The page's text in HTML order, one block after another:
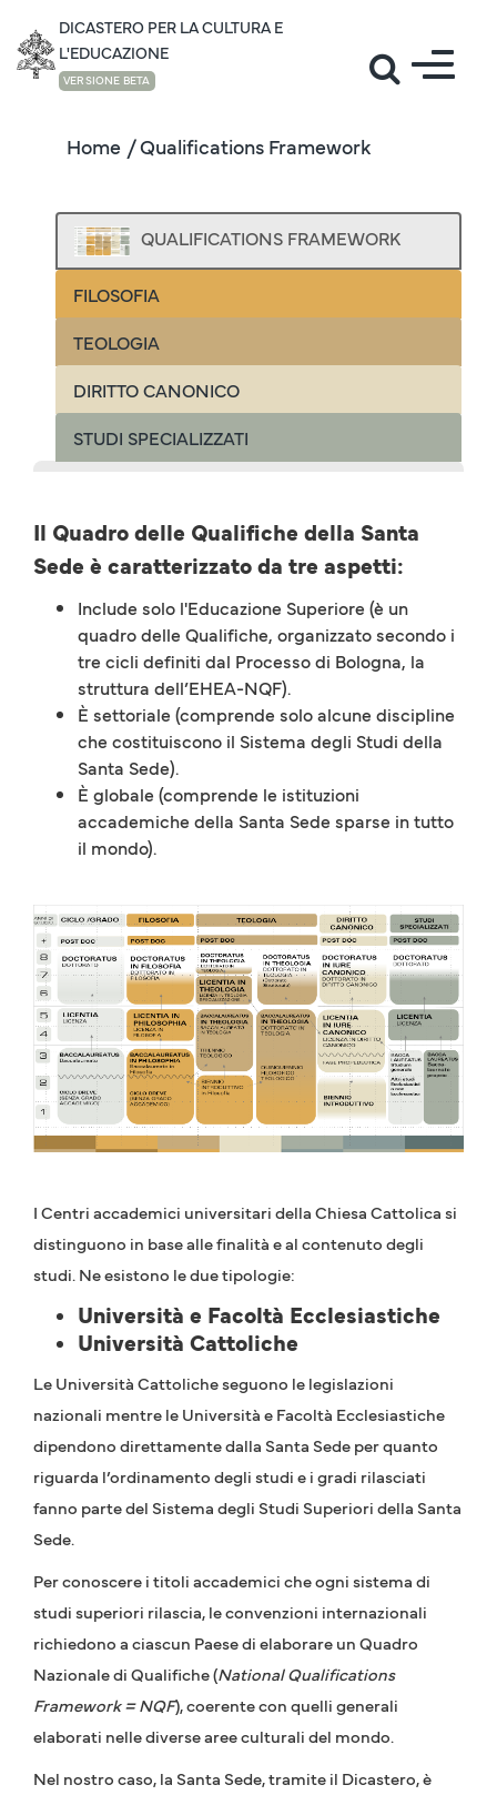
DICASTERO PER LA CULTURA E
L'EDUCAZIONE
VERSIONE BETA
Home / Qualifications Framework
QUALIFICATIONS FRAMEWORK
FILOSOFIA
TEOLOGIA
DIRITTO CANONICO
STUDI SPECIALIZZATI
Il Quadro delle Qualifiche della Santa
Sede è caratterizzato da tre aspetti:
Include solo l'Educazione Superiore (è un
quadro delle Qualifiche, organizzato secondo i
tre cicli definiti dal Processo di Bologna, la
struttura dell’EHEA-NQF).
È settoriale (comprende solo alcune discipline
che costituiscono il Sistema degli Studi della
Santa Sede).
È globale (comprende le istituzioni
accademiche della Santa Sede sparse in tutto
il mondo).
I Centri accademici universitari della Chiesa Cattolica si
distinguono in base alle finalità e al contenuto degli
studi. Ne esistono le due tipologie:
Università e Facoltà Ecclesiastiche
Università Cattoliche
Le Università Cattoliche seguono le legislazioni
nazionali mentre le Università e Facoltà Ecclesiastiche
dipendono direttamente dalla Santa Sede per quanto
riguarda l’ordinamento degli studi e i gradi rilasciati
fanno parte del Sistema degli Studi Superiori della Santa
Sede.
Per conoscere i titoli accademici che ogni sistema di
studi superiori rilascia, le convenzioni internazionali
richiedono a ciascun Paese di elaborare un Quadro
Nazionale di Qualifiche (National Qualifications
Framework = NQF), coerente con quelli generali
elaborati nelle diverse aree culturali del mondo.
Nel nostro caso, la Santa Sede, tramite il Dicastero, è